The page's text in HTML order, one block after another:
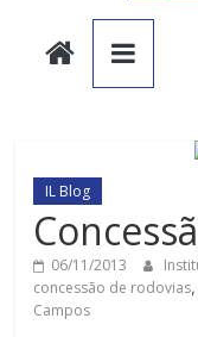
é
a
parte
mais
importante
da
IL Blog
06/11/2013
concessão de rodovias,
Campos